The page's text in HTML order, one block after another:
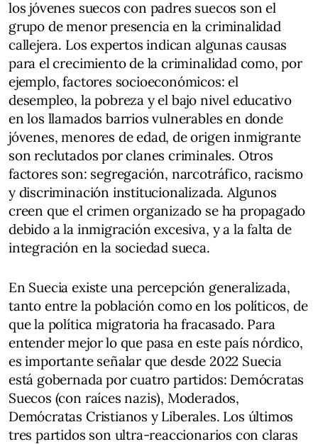
los jóvenes suecos con padres suecos son el
grupo de menor presencia en la criminalidad
callejera. Los expertos indican algunas causas
para el crecimiento de la criminalidad como, por
ejemplo, factores socioeconómicos: el
desempleo, la pobreza y el bajo nivel educativo
en los llamados barrios vulnerables en donde
jóvenes, menores de edad, de origen inmigrante
son reclutados por clanes criminales. Otros
factores son: segregación, narcotráfico, racismo
y discriminación institucionalizada. Algunos
creen que el crimen organizado se ha propagado
debido a la inmigración excesiva, y a la falta de
integración en la sociedad sueca.
En Suecia existe una percepción generalizada,
tanto entre la población como en los políticos, de
que la política migratoria ha fracasado. Para
entender mejor lo que pasa en este país nórdico,
es importante señalar que desde 2022 Suecia
está gobernada por cuatro partidos: Demócratas
Suecos (con raíces nazis), Moderados,
Demócratas Cristianos y Liberales. Los últimos
tres partidos son ultra-reaccionarios con claras